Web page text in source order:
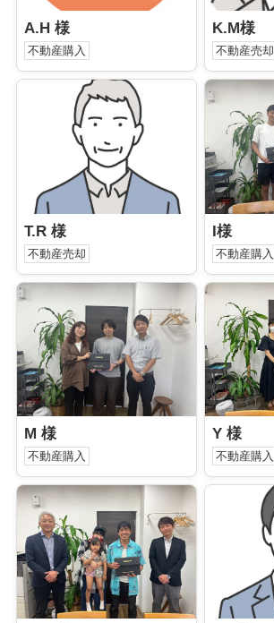
A.H 様
不動産購入
K.M様
不動産売却
T.R 様
不動産売却
I様
不動産購入
M 様
不動産購入
Y 様
不動産購入